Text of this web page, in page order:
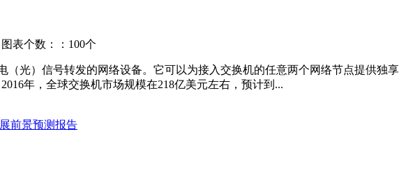
图表个数：：100个
（光）信号转发的网络设备。它可以为接入交换机的任意两个网络节点提供独
年，全球交换机市场规模在218亿美元左右，预计到...
前景预测报告